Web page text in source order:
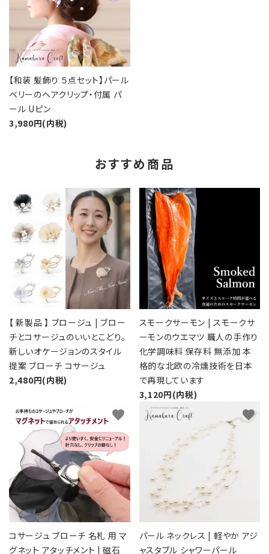
【和装 髪飾り ５点セット】パール
ベリーのヘアクリップ・付属 パ
ール Uピン
3,980円(内税)
おすすめ商品
【 新製品 】 ブロージュ | ブロー
チとコサージュのいいとこどり。
新しいオケージョンのスタイル
提案 ブローチ コサージュ
2,480円(内税)
favorite
スモークサーモン | スモークサ
ーモンのウエマツ 職人の手作り
化学調味料 保存料 無添加 本
格的な北欧の冷燻技術を日本
で再現しています
3,120円(内税)
コサージュ ブローチ 名札 用 マ
グネット アタッチメント | 磁石
favorite
パール ネックレス | 軽やか アジ
ャスタブル シャワーパール
favorite